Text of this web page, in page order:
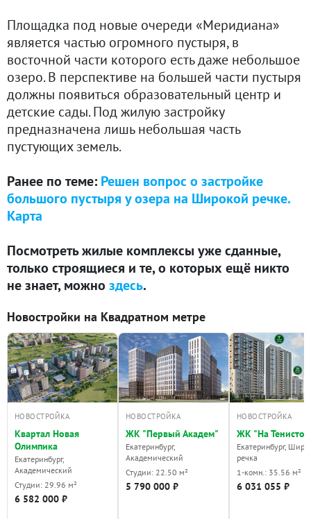
Площадка под новые очереди «Меридиана»
является частью огромного пустыря, в
восточной части которого есть даже небольшое
озеро. В перспективе на большей части пустыря
должны появиться образовательный центр и
детские сады. Под жилую застройку
предназначена лишь небольшая часть
пустующих земель.
Ранее по теме: Решен вопрос о застройке
большого пустыря у озера на Широкой речке.
Карта
Посмотреть жилые комплексы уже сданные,
только строящиеся и те, о которых ещё никто
не знает, можно здесь.
Новостройки на Квадратном метре
НОВОСТРОЙКА
Квартал Новая
Олимпика
Екатеринбург,
Академический
Студии: 29.96 м²
6 582 000 ₽
НОВОСТРОЙКА
ЖК "Первый Академ"
Екатеринбург,
Академический
Студии: 22.50 м²
5 790 000 ₽
НОВОСТРОЙКА
ЖК "На
Екатеринбург,
речка
1-комн.: 35.56 м²
6 031 055 ₽